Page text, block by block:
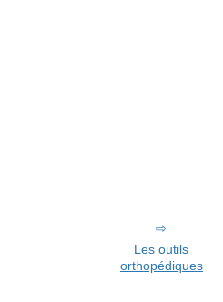
Les outils
orthopédiques